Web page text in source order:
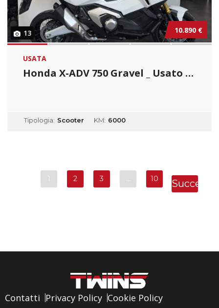
13 10.890 €
USATA
Honda X-ADV 750 Gravel _ Usato Permutabile.....
Tipologia: Scooter KM: 6000
1 2 3 … 10
Contatti Privacy Policy Cookie Policy